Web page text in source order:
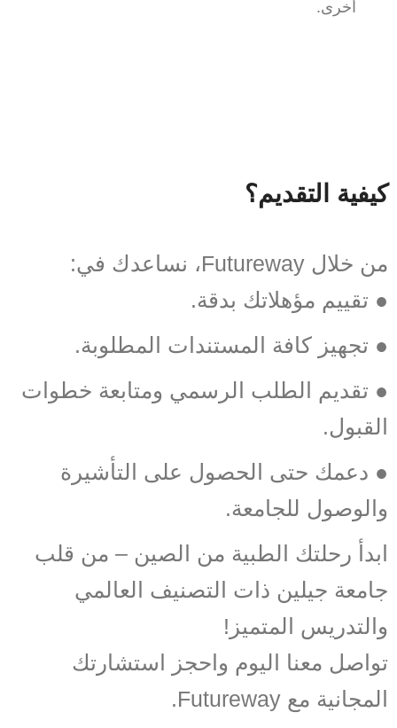
أخرى.
كيفية التقديم؟
من خلال Futureway، نساعدك في:
● تقييم مؤهلاتك بدقة.
● تجهيز كافة المستندات المطلوبة.
● تقديم الطلب الرسمي ومتابعة خطوات
القبول.
● دعمك حتى الحصول على التأشيرة
والوصول للجامعة.
ابدأ رحلتك الطبية من الصين – من قلب
جامعة جيلين ذات التصنيف العالمي
والتدريس المتميز!
تواصل معنا اليوم واحجز استشارتك
المجانية مع Futureway.